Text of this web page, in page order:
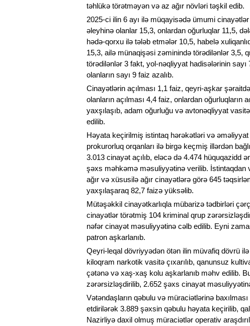
təhlükə törətməyən və az ağır növləri təşkil edib.
2025-ci ilin 6 ayı ilə müqayisədə ümumi
əleyhinə olanlar 15,3, onlardan oğurluqlar 11,5,
hədə-qorxu ilə tələb etmələr 10,5, habelə
15,3, ailə münaqişəsi zəminində törədilənlər 3,5,
törədilənlər 3 fakt, yol-nəqliyyat hadisələrinin
olanların sayı 9 faiz azalıb.
Cinayətlərin açılması 1,1 faiz, qeyri-aşkar
olanların açılması 4,4 faiz, onlardan oğurluqların
yaxşılaşıb, adam oğurluğu və avtonəqliyyat
edilib.
Həyata keçirilmiş istintaq hərəkətləri və
prokurorluq orqanları ilə birgə keçmiş illərdən
3.013 cinayət açılıb, eləcə də 4.474 hüquqazidd
şəxs məhkəmə məsuliyyətinə verilib. İstintaqdan
ağır və xüsusilə ağır cinayətlərə görə 645
yaxşılaşaraq 82,7 faizə yüksəlib.
Mütəşəkkil cinayətkarlıqla mübarizə tədbirləri
cinayətlər törətmiş 104 kriminal qrup
nəfər cinayət məsuliyyətinə cəlb edilib. Eyni
patron aşkarlanıb.
Qeyri-leqal dövriyyədən ötən ilin müvafiq dövrü
kiloqram narkotik vasitə çıxarılıb, qanunsuz
çətənə və xaş-xaş kolu aşkarlanıb məhv edilib.
zərərsizləşdirilib, 2.652 şəxs cinayət
Vətəndaşların qəbulu və müraciətlərinə
etdirilərək 3.889 şəxsin qəbulu həyata keçirilib,
Nazirliyə daxil olmuş müraciətlər operativ